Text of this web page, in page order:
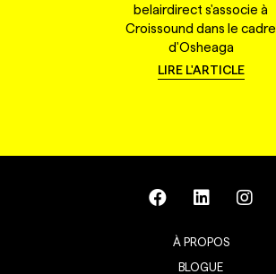
belairdirect s'associe à
Croissound dans le cadre
d'Osheaga
LIRE L'ARTICLE
À PROPOS
BLOGUE